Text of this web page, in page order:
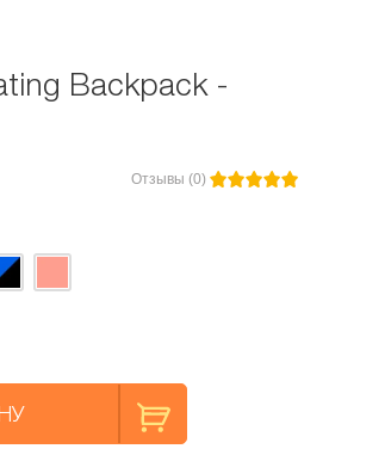
Backpack -
Отзывы (0)